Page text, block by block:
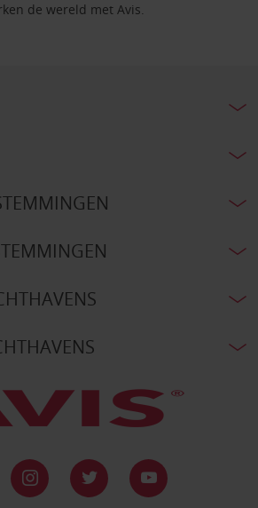
de wereld met Avis.